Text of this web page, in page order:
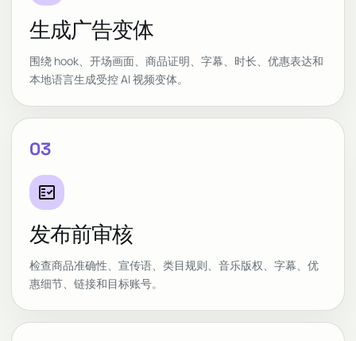
生成广告变体
围绕 hook、开场画面、商品证明、字幕、时长、优惠表达和
本地语言生成受控 AI 视频变体。
03
fact_check
发布前审核
检查商品准确性、宣传语、类目规则、音乐版权、字幕、优
惠细节、链接和目标账号。